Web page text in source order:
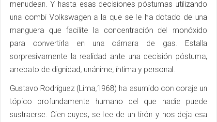
menudean. Y hasta esas decisiones póstumas utilizando
una combi Volkswagen a la que se le ha dotado de una
manguera que facilite la concentración del monóxido
para convertirla en una cámara de gas. Estalla
sorpresivamente la realidad ante una decisión póstuma,
arrebato de dignidad, unánime, íntima y personal.
Gustavo Rodríguez (Lima,1968) ha asumido con coraje un
tópico profundamente humano del que nadie puede
sustraerse. Cien cuyes, se lee de un tirón y nos deja esa